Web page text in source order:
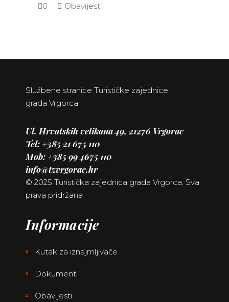
0
Obavijesti
Službene stranice Turističke zajednice
grada Vrgorca
Ul. Hrvatskih velikana 49, 21276 Vrgorac
Tel: +385 21675 110
Mob: +385 99 4675 110
info@tzvrgorac.hr
© 2025 Turistička zajednica grada Vrgorca. Sva
prava pridržana
Informacije
Kutak za iznajmljivače
Dokumenti
Obavijesti